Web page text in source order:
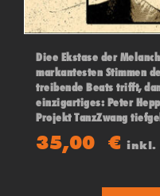
Diee Ekstase der
markantesten Stimmen
treibende Beats trifft,
einzigartiges: Peter
Projekt TanzZwang
Tönen.
35,00€ inkl.